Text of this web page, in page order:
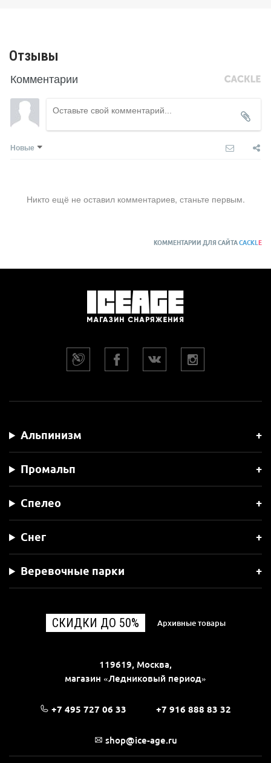
Отзывы
Комментарии
Новые
Никто ещё не оставил комментариев, станьте первым.
КОММЕНТАРИИ ДЛЯ САЙТАCACKL E
Альпинизм
Промальп
Спелео
Снег
Веревочные парки
СКИДКИ ДО 50% Архивные товары
119619, Москва,
магазин «Ледниковый период»
+7 495 727 06 33 +7 916 888 83 32
shop@ice-age.ru